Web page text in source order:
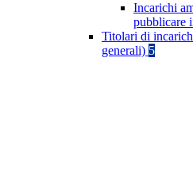
Incarichi
pubblicare
Titolari di
generali) 5